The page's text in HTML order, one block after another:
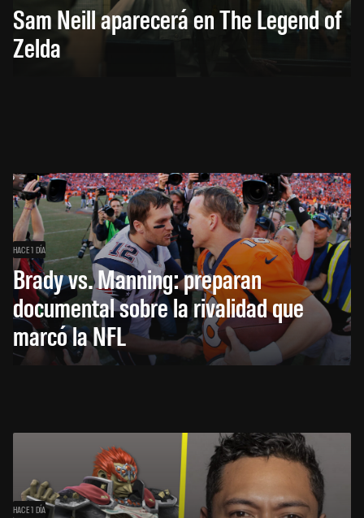
Sam Neill aparecerá en The Legend of
Zelda
HACE 1 DÍA
Brady vs. Manning: preparan
documental sobre la rivalidad que
marcó la NFL
HACE 1 DÍA